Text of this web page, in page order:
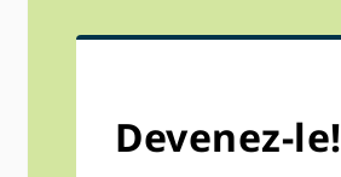
Devenez-le!